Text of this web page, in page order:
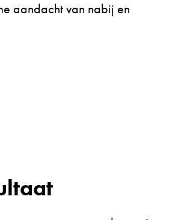
aandacht van nabij en